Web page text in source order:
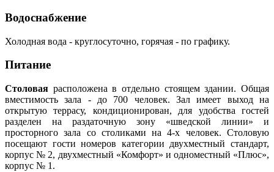
Водоснабжение
Холодная вода - круглосуточно, горячая - по графику.
Питание
Столовая расположена в отдельно стоящем здании. Общая
вместимость зала - до 700 человек. Зал имеет выход на
открытую террасу, кондиционирован, для удобства гостей
разделен на раздаточную зону «шведской линии» и
просторного зала со столиками на 4-х человек. Столовую
посещают гости номеров категории двухместный стандарт,
корпус № 2, двухместный «Комфорт» и одноместный «Плюс»,
корпус № 1.